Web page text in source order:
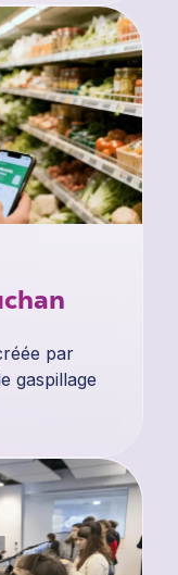
par
gaspillage